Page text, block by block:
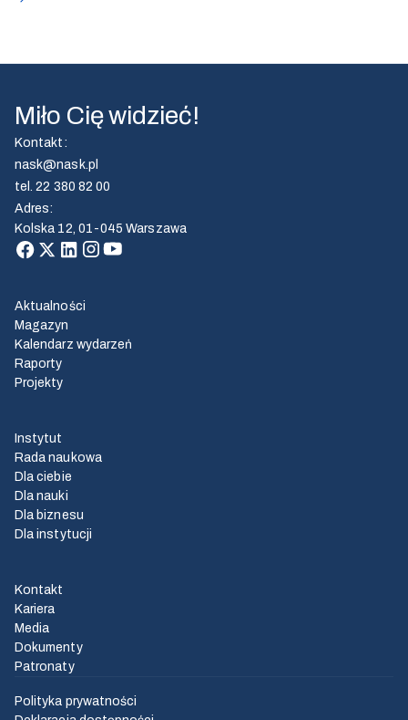
Miło Cię widzieć!
Kontakt :
nask@nask.pl
tel.22 380 82 00
Adres:
Kolska 12, 01-045 Warszawa
Aktualności
Magazyn
Kalendarz wydarzeń
Raporty
Projekty
Instytut
Rada naukowa
Dla ciebie
Dla nauki
Dla biznesu
Dla instytucji
Kontakt
Kariera
Media
Dokumenty
Patronaty
Polityka prywatności